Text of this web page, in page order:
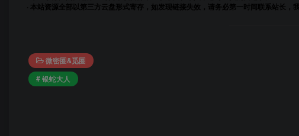
· 本站资源全部以第三方云盘形式寄存，如发现链接失效，请务必第一时间联系站长，
微密圈&觅圈
# 银蛇大人